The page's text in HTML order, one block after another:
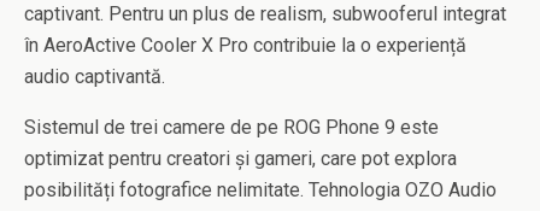
captivant. Pentru un plus de realism, subwooferul integrat
în AeroActive Cooler X Pro contribuie la o experiență
audio captivantă.
Sistemul de trei camere de pe ROG Phone 9 este
optimizat pentru creatori și gameri, care pot explora
posibilități fotografice nelimitate. Tehnologia OZO Audio